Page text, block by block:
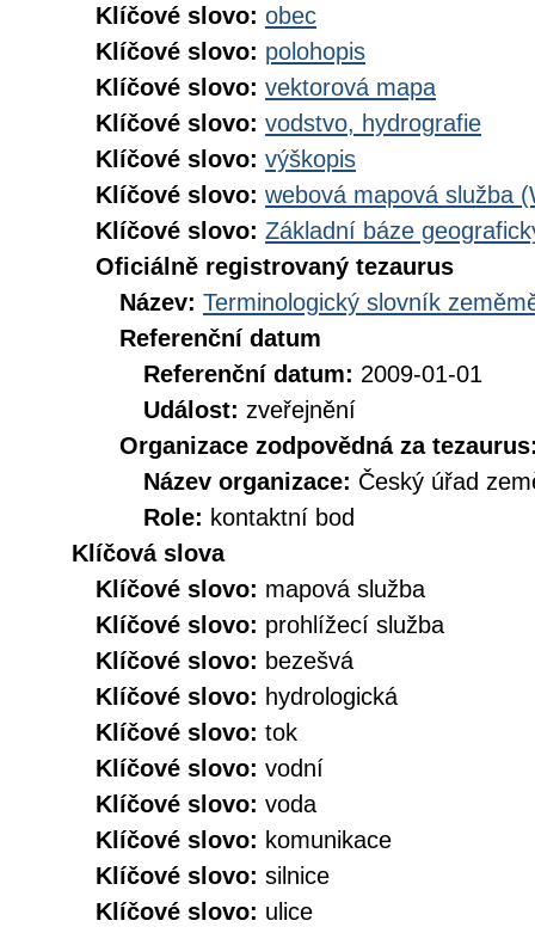
Klíčové slovo: obec
Klíčové slovo: polohopis
Klíčové slovo: vektorová mapa
Klíčové slovo: vodstvo, hydrografie
Klíčové slovo: výškopis
Klíčové slovo: webová mapová služba
Klíčové slovo: Základní báze
Oficiálně registrovaný tezaurus
Název: Terminologický slovník
Referenční datum
Referenční datum: 2009-01-01
Událost: zveřejnění
Organizace zodpovědná za
Název organizace: Český úřad
Role: kontaktní bod
Klíčová slova
Klíčové slovo: mapová služba
Klíčové slovo: prohlížecí služba
Klíčové slovo: bezešvá
Klíčové slovo: hydrologická
Klíčové slovo: tok
Klíčové slovo: vodní
Klíčové slovo: voda
Klíčové slovo: komunikace
Klíčové slovo: silnice
Klíčové slovo: ulice